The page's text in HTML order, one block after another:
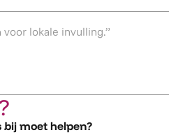
moet helpen?